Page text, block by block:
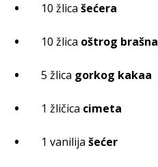
10 žlica šećera
10 žlica oštrog brašna
5 žlica gorkog kakaa
1 žličica cimeta
1 vanilija šećer